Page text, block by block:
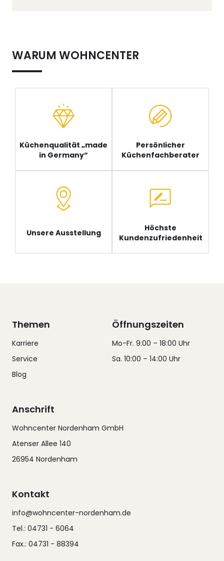
WARUM WOHNCENTER
Küchenqualität „made
in Germany“
Persönlicher
Küchenfachberater
Unsere Ausstellung
Höchste
Kundenzufriedenheit
Themen
Karriere
Service
Blog
Öffnungszeiten
Mo-Fr. 9:00 – 18:00 Uhr
Sa. 10:00 – 14:00 Uhr
Anschrift
Wohncenter Nordenham GmbH
Atenser Allee 140
26954 Nordenham
Kontakt
info@wohncenter-nordenham.de
Tel.: 04731 - 6064
Fax.: 04731 - 88394